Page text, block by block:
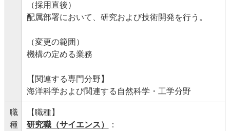
（採用直後）
配属部署において、研究および技術開発を行う。
（変更の範囲）
機構の定める業務
【関連する専門分野】
海洋科学および関連する自然科学・工学分野
職
種
【職種】
研究職（サイエンス）
：